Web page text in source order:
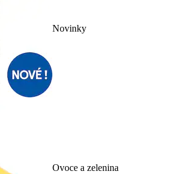
Novinky
Ovoce a zelenina